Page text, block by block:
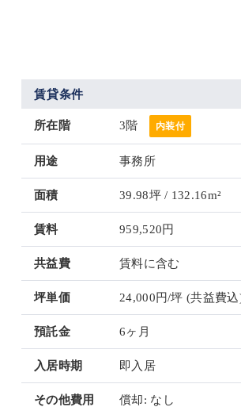
賃貸条件
所在階 3階 内装付
用途 事務所
面積 39.98坪 / 132.16m²
賃料 959,520円
共益費 賃料に含む
坪単価 24,000円/坪(共益費
預託金 6ヶ月
入居時期 即入居
その他費用
償却: なし